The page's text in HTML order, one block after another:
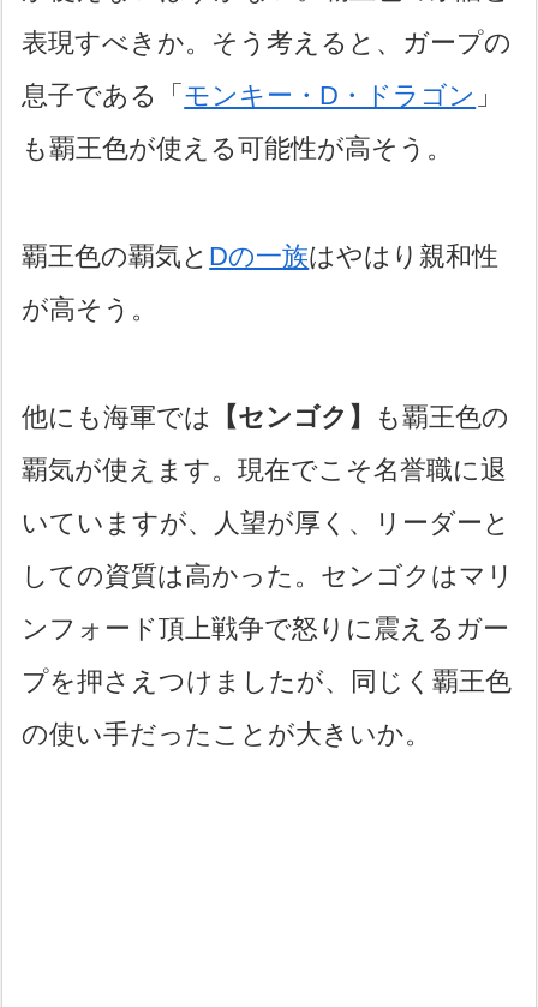
表現すべきか。そう考えると、ガープの
息子である「 モンキー・D・ドラゴン 」
も覇王色が使える可能性が高そう。
覇王色の覇気と Dの一族はやはり親和性
が高そう。
他にも海軍では 【センゴク】
も覇王色の
覇気が使えます。現在でこそ名誉職に退
いていますが、人望が厚く、リーダーと
しての資質は高かった。センゴクはマリ
ンフォード頂上戦争で怒りに震えるガー
プを押さえつけましたが、同じく覇王色
の使い手だったことが大きいか。